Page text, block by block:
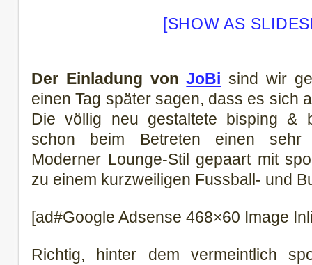
[SHOW AS
Der Einladung vonJoBi sind wir
einen Tag später sagen, dass es sich
Die völlig neu gestaltete bisping &
schon beim Betreten einen sehr
Moderner Lounge-Stil gepaart mit
zu einem kurzweiligen Fussball- und
[ad#Google Adsense 468×60 Image
Richtig, hinter dem vermeintlich